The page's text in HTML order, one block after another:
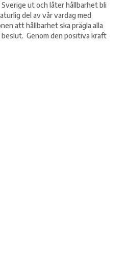
Sverige ut och låter hållbarhet bli
del av vår vardag med
att hållbarhet ska prägla alla
beslut. Genom den positiva kraft